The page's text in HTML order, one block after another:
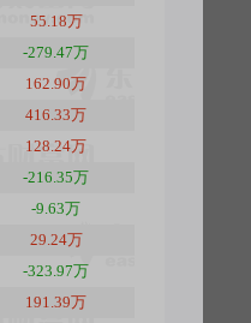
55.18万
-279.47万
162.90万
416.33万
128.24万
-216.35万
-9.63万
29.24万
-323.97万
191.39万